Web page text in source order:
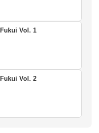
Vol. 1
Vol. 2